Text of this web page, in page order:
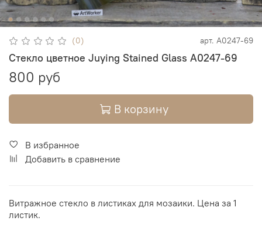
(0) арт. A0247-69
Стекло цветное Juying Stained Glass A0247-69
800 руб
В корзину
В избранное
Добавить в сравнение
Витражное стекло в листиках для мозаики. Цена за 1
листик.